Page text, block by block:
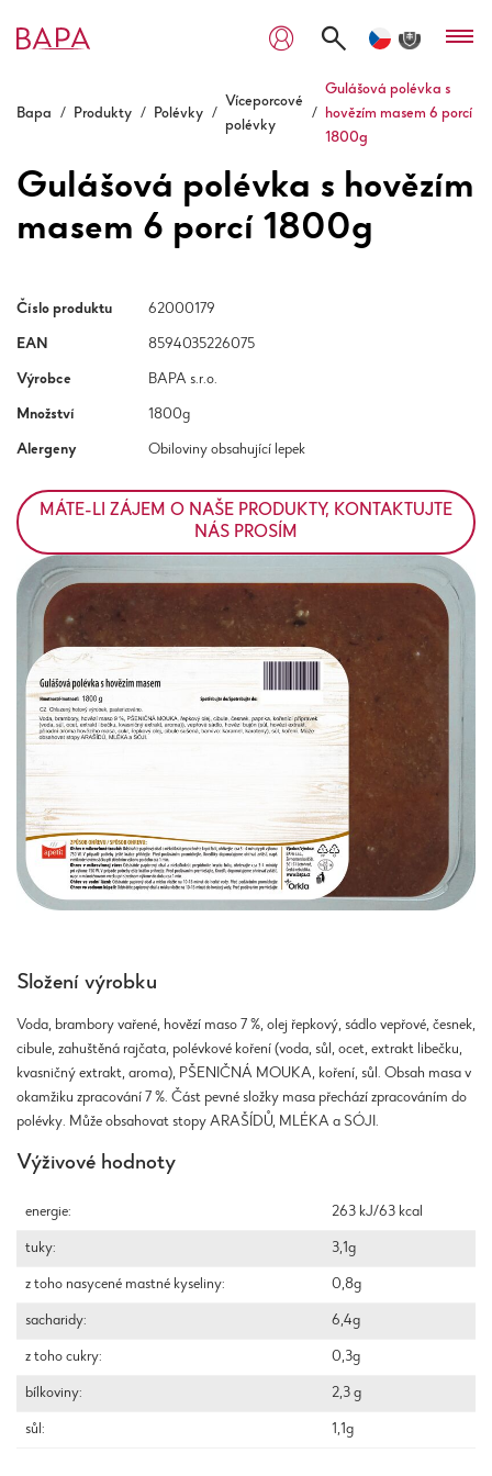
Bapa / Produkty / Polévky /
Víceporcové
polévky
/
Gulášová polévka s
hovězím masem 6 porcí
1800g
Gulášová polévka s hovězím
masem 6 porcí 1800g
Číslo produktu 62000179
EAN 8594035226075
Výrobce BAPA s.r.o.
Množství 1800g
Alergeny Obiloviny obsahující lepek
MÁTE-LI ZÁJEM O NAŠE PRODUKTY, KONTAKTUJTE
NÁS PROSÍM
Složení výrobku
Voda, brambory vařené, hovězí maso 7 %, olej řepkový, sádlo vepřové, česnek,
cibule, zahuštěná rajčata, polévkové koření (voda, sůl, ocet, extrakt libečku,
kvasničný extrakt, aroma), PŠENIČNÁ MOUKA, koření, sůl. Obsah masa v
okamžiku zpracování 7 %. Část pevné složky masa přechází zpracováním do
polévky. Může obsahovat stopy ARAŠÍDŮ, MLÉKA a SÓJI.
Výživové hodnoty
energie: 263 kJ/63 kcal
tuky: 3,1g
z toho nasycené mastné kyseliny: 0,8g
sacharidy: 6,4g
z toho cukry: 0,3g
bílkoviny: 2,3 g
sůl: 1,1g